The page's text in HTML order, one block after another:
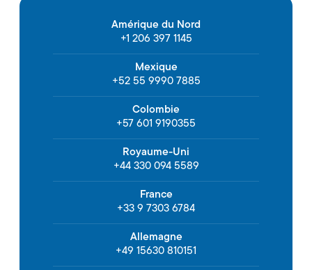
Amérique du Nord
+1 206 397 1145
Mexique
+52 55 9990 7885
Colombie
+57 601 9190355
Royaume-Uni
+44 330 094 5589
France
+33 9 7303 6784
Allemagne
+49 15630 810151